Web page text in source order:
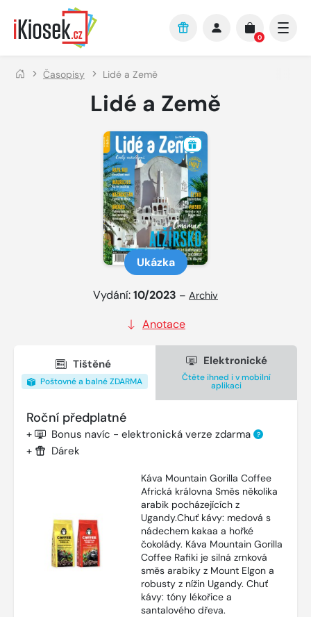
Přejít na hlavní obsah
0
Časopisy Lidé a Země
Lidé a Země
Ukázka
Vydání:10/2023 – Archiv
Anotace
Tištěné
Poštovné a balné ZDARMA
Elektronické
Čtěte ihned i v mobilní
aplikaci
Roční předplatné
+ Bonus navíc - elektronická verze zdarma ?
+ Dárek
Káva Mountain Gorilla Coffee
Africká královna Směs několika
arabik pocházejících z
Ugandy.Chuť kávy: medová s
nádechem kakaa a hořké
čokolády. Káva Mountain Gorilla
Coffee Rafiki je silná zrnková
směs arabiky z Mount Elgon a
robusty z nížin Ugandy. Chuť
kávy: tóny lékořice a
santalového dřeva.